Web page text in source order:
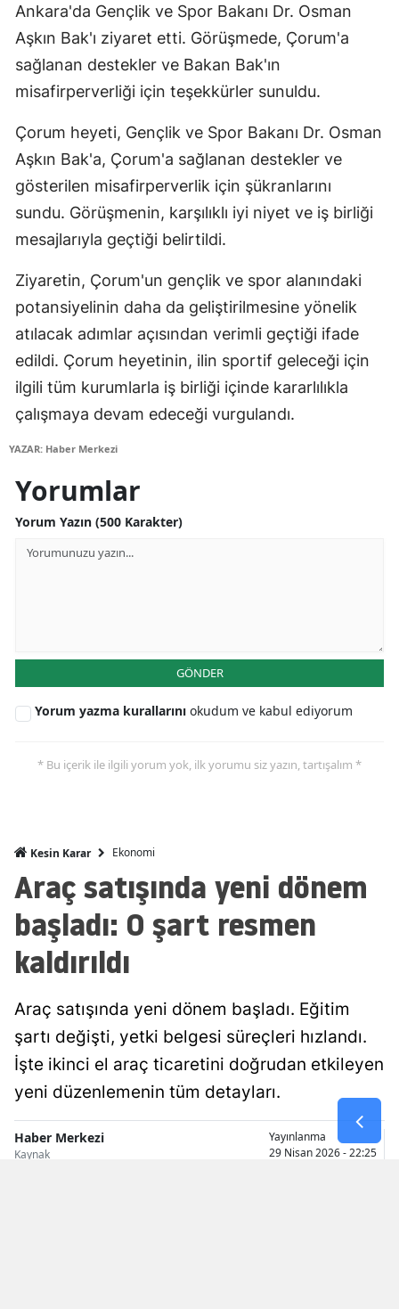
Çorum
Denizli
Diyarbakır
Edirne
Elazığ
Erzincan
Eskişehir
Gaziantep
Giresun
Gümüşhane
Hakkari
Kayseri
Kütahya
Malatya
Kahramanmaraş
Mardin
Muş
Nevşehir
Ankara'da Gençlik ve Spor Bakanı Dr. Osman
Aşkın Bak'ı ziyaret etti. Görüşmede, Çorum'a
sağlanan destekler ve Bakan Bak'ın
misafirperverliği için teşekkürler sunuldu.
Çorum heyeti, Gençlik ve Spor Bakanı Dr. Osman
Aşkın Bak'a, Çorum'a sağlanan destekler ve
gösterilen misafirperverlik için şükranlarını
sundu. Görüşmenin, karşılıklı iyi niyet ve iş birliği
mesajlarıyla geçtiği belirtildi.
Ziyaretin, Çorum'un gençlik ve spor alanındaki
potansiyelinin daha da geliştirilmesine yönelik
atılacak adımlar açısından verimli geçtiği ifade
edildi. Çorum heyetinin, ilin sportif geleceği için
ilgili tüm kurumlarla iş birliği içinde kararlılıkla
çalışmaya devam edeceği vurgulandı.
YAZAR: Haber Merkezi
Yorumlar
Yorum Yazın (500 Karakter)
GÖNDER
Yorum yazma kurallarını okudum ve kabul ediyorum
* Bu içerik ile ilgili yorum yok, ilk yorumu siz yazın, tartışalım *
Kesin Karar Ekonomi
Araç satışında yeni dönem
başladı: O şart resmen
kaldırıldı
Araç satışında yeni dönem başladı. Eğitim
şartı değişti, yetki belgesi süreçleri hızlandı.
İşte ikinci el araç ticaretini doğrudan etkileyen
yeni düzenlemenin tüm detayları.
Haber Merkezi
Kaynak
Yayınlanma
29 Nisan 2026 - 22:25